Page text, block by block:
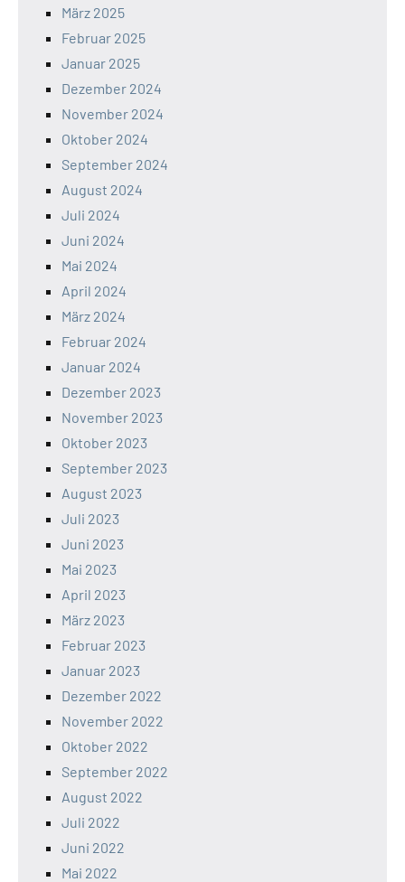
März 2025
Februar 2025
Januar 2025
Dezember 2024
November 2024
Oktober 2024
September 2024
August 2024
Juli 2024
Juni 2024
Mai 2024
April 2024
März 2024
Februar 2024
Januar 2024
Dezember 2023
November 2023
Oktober 2023
September 2023
August 2023
Juli 2023
Juni 2023
Mai 2023
April 2023
März 2023
Februar 2023
Januar 2023
Dezember 2022
November 2022
Oktober 2022
September 2022
August 2022
Juli 2022
Juni 2022
Mai 2022